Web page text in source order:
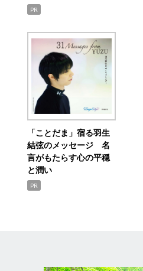
PR
「ことだま」宿る羽生
結弦のメッセージ 名
言がもたらす心の平穏
と潤い
PR